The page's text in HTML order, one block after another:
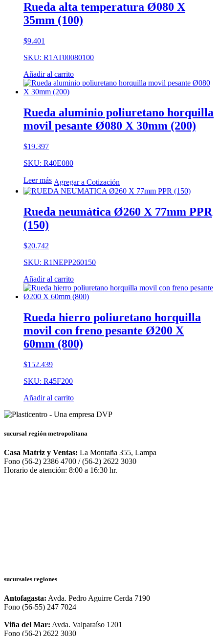
Rueda alta temperatura Ø080 X
35mm (100)
$9.401
SKU: R1AT00080100
Añadir al carrito
Rueda aluminio poliuretano horquilla
movil pesante Ø080 X 30mm (200)
$19.397
SKU: R40E080
Leer más Agregar a Cotización
Rueda neumática Ø260 X 77mm PPR
(150)
$20.742
SKU: R1NEPP260150
Añadir al carrito
Rueda hierro poliuretano horquilla
movil con freno pesante Ø200 X
60mm (800)
$152.439
SKU: R45F200
Añadir al carrito
sucursal región metropolitana
Casa Matriz y Ventas: La Montaña 355, Lampa
Fono (56-2) 2386 4700 / (56-2) 2622 3030
Horario de atención: 8:00 a 16:30 hr.
sucursales regiones
Antofagasta: Avda. Pedro Aguirre Cerda 7190
Fono (56-55) 247 7024
Viña del Mar: Avda. Valparaíso 1201
Fono (56-2) 2622 3030